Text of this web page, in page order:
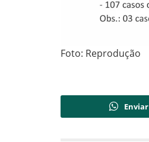
Foto: Reprodução
Enviar